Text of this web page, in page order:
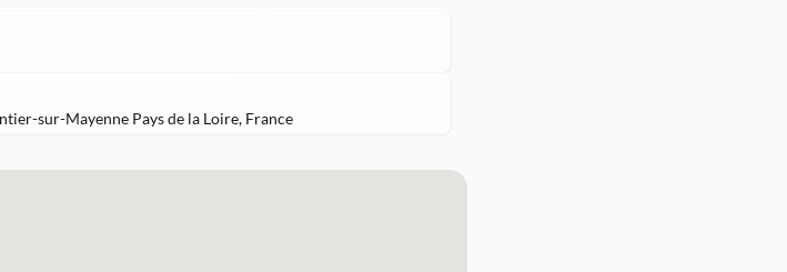
sur-Mayenne Pays de la Loire, France